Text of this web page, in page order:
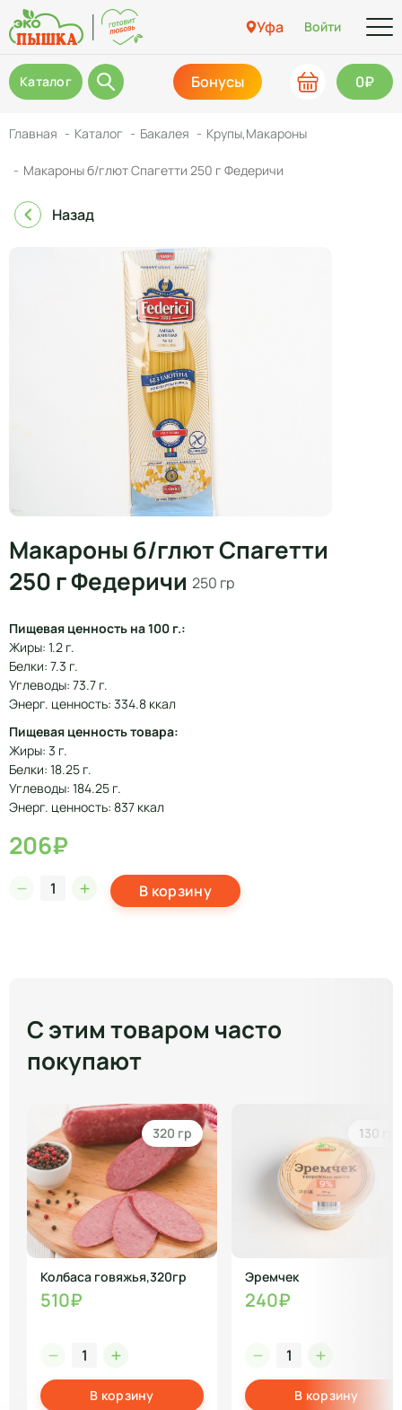
Уфа Войти
Каталог Бонусы 0₽
Главная Каталог Бакалея Крупы,Макароны
Макароны б/глют Спагетти 250 г Федеричи
Назад
Макароны б/глют Спагетти
250 г Федеричи 250 гр
Пищевая ценность на 100 г.:
Жиры: 1.2 г.
Белки: 7.3 г.
Углеводы: 73.7 г.
Энерг. ценность: 334.8 ккал
Пищевая ценность товара:
Жиры: 3 г.
Белки: 18.25 г.
Углеводы: 184.25 г.
Энерг. ценность: 837 ккал
206₽
В корзину
С этим товаром часто
покупают
320 гр
Колбаса говяжья,320гр
510₽
В корзину
130 гр
Эремчек
240₽
В корзину